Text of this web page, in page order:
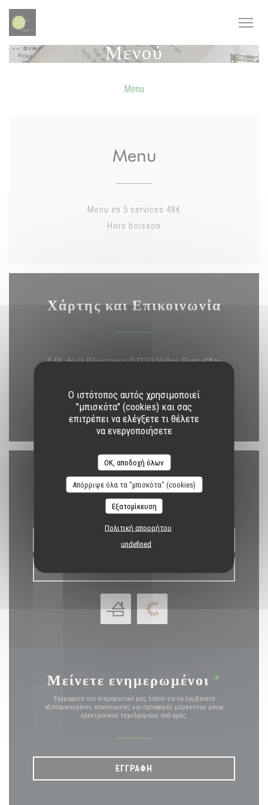
Πίνακας διαχείρισης "Μπισκότων" (Cookies)
Ο ιστότοπος αυτός χρησιμοποιεί
"μπισκότα" (cookies) και σας
επιτρέπει να ελέγξετε τι θέλετε
να ενεργοποιήσετε
OK, αποδοχή όλων
Απόρριψε όλα τα "μπισκότα" (cookies)
Εξατομίκευση
Πολιτική απορρήτου
undefined
Μενού
Menu
Menu
Menu en 5 services 48€
Hors boisson
Χάρτης και Επικοινωνία
4 Pl. de la Résistance 07150 Vallon-Pont-d'Arc((ανοίγει
Facebook ((ανοίγει σε νέο
Instagram ((ανοίγει σε
Επικοινωνήστε μαζί μας
ΚΆΝΤΕ ΚΡΆΤΗΣΗ ΤΡΑΠΕΖΙΟΎ
Μείνετε ενημερωμένοι *
Εγγραφείτε στο ενημερωτικό μας δελτίο για να λαμβάνετε
εξατομικευμένες επικοινωνίες και προσφορές μάρκετινγκ μέσω
ηλεκτρονικού ταχυδρομείου από εμάς.
ΕΓΓΡΑΦΉ